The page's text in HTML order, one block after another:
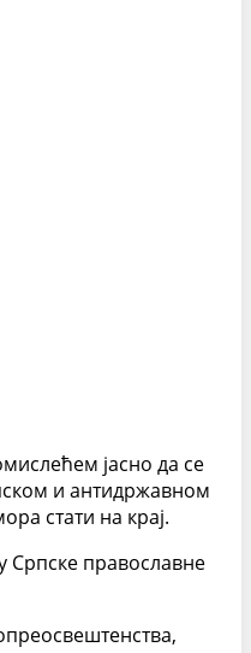
јасно да се
и антидржавном
стати на крај.
Српске православне